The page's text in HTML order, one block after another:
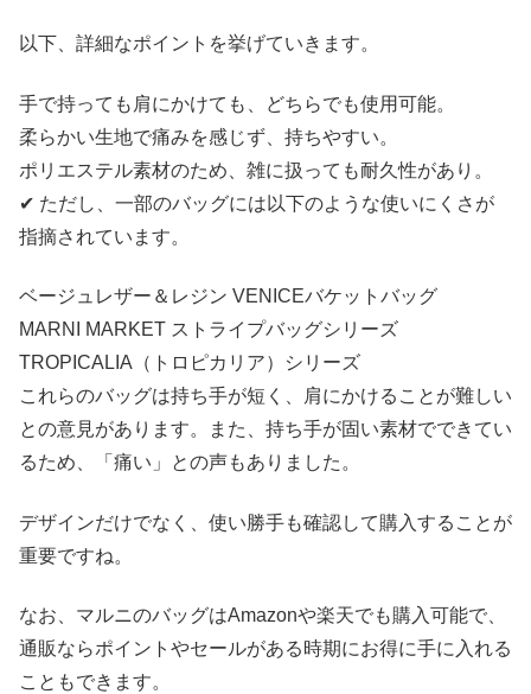
以下、詳細なポイントを挙げていきます。
手で持っても肩にかけても、どちらでも使用可能。
柔らかい生地で痛みを感じず、持ちやすい。
ポリエステル素材のため、雑に扱っても耐久性があり。
✔ ただし、一部のバッグには以下のような使いにくさが
指摘されています。
ベージュレザー＆レジン VENICEバケットバッグ
MARNI MARKET ストライプバッグシリーズ
TROPICALIA（トロピカリア）シリーズ
これらのバッグは持ち手が短く、肩にかけることが難しい
との意見があります。また、持ち手が固い素材でできてい
るため、「痛い」との声もありました。
デザインだけでなく、使い勝手も確認して購入することが
重要ですね。
なお、マルニのバッグはAmazonや楽天でも購入可能で、
通販ならポイントやセールがある時期にお得に手に入れる
こともできます。